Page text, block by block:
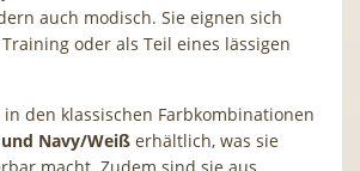
auch modisch. Sie eignen sich
oder als Teil eines lässigen
in den klassischen Farbkombinationen
Navy/Weiß erhältlich, was sie